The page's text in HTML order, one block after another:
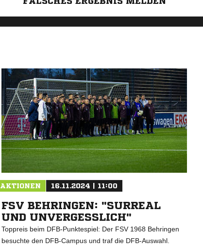
AKTIONEN 16.11.2024 | 11:00
FSV BEHRINGEN: "SURREAL
UND UNVERGESSLICH"
Toppreis beim DFB-Punktespiel: Der FSV 1968 Behringen
besuchte den DFB-Campus und traf die DFB-Auswahl.